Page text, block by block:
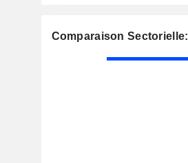
Comparaison Sectorielle: